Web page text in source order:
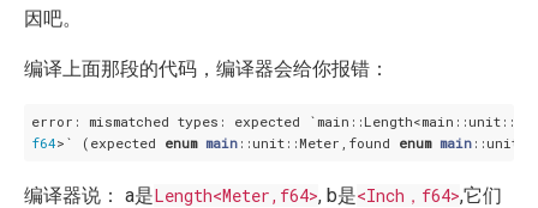
因吧。
编译上面那段的代码，编译器会给你报错：
error: mismatched types: expected
f64>` (expected enum main::unit::Meter,found enum main
编译器说： a是Length<Meter,f64>, b是<Inch，f64>,它们